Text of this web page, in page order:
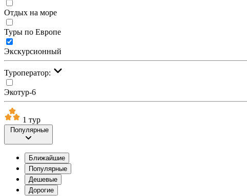
Отдых на море
Туры по Европе
Экскурсионный
Туроператор:
Экотур-6
1 тур
Популярные
Ближайшие
Популярные
Дешевые
Дорогие